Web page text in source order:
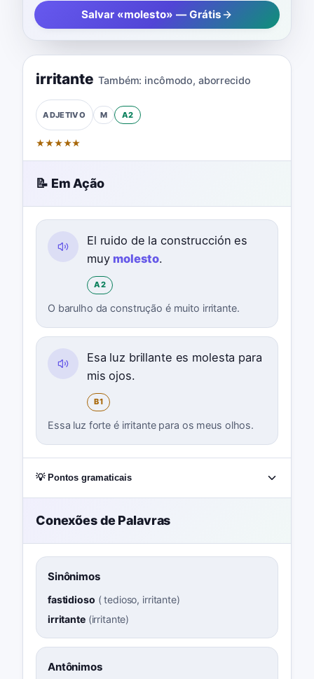
Salvar «molesto» — Grátis
irritante Também: incômodo, aborrecido
ADJETIVO M A2
★★★★★
📝 Em Ação
El ruido de la construcción es
muy molesto.
A2
O barulho da construção é muito irritante.
Esa luz brillante es molesta para
mis ojos.
B1
Essa luz forte é irritante para os meus olhos.
💡 Pontos gramaticais
Conexões de Palavras
Sinônimos
fastidioso (tedioso, irritante)
irritante(irritante)
Antônimos